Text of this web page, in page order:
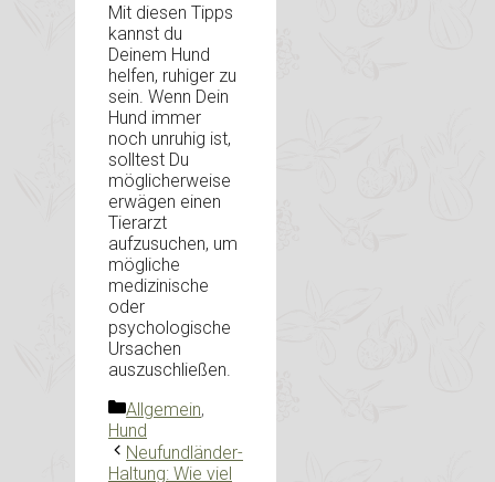
Mit diesen Tipps
kannst du
Deinem Hund
helfen, ruhiger zu
sein. Wenn Dein
Hund immer
noch unruhig ist,
solltest Du
möglicherweise
erwägen einen
Tierarzt
aufzusuchen, um
mögliche
medizinische
oder
psychologische
Ursachen
auszuschließen.
Kategorien
Allgemein,
Hund
Neufundländer-
Haltung: Wie viel